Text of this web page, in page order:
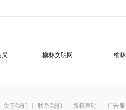
局 榆林文明网 榆
关于我们 联系我们 版权声明 广告